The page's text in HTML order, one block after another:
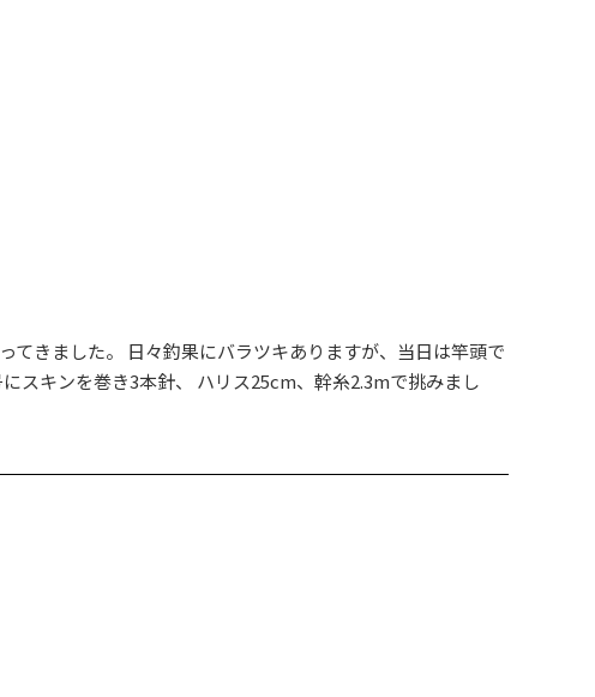
てきました。 日々釣果にバラツキありますが、当日は竿頭で
スキンを巻き3本針、 ハリス25cm、幹糸2.3mで挑みまし